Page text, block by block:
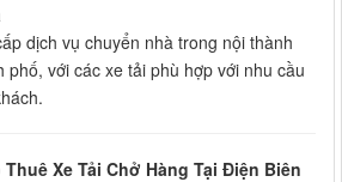
dịch vụ chuyển nhà trong nội thành
phố, với các xe tải phù hợp với nhu cầu
Xe Tải Chở Hàng Tại Điện Biên